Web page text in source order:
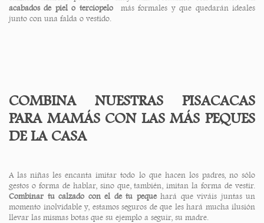
acabados de piel o terciopelomás formales y que quedarán ideales
junto con una falda o vestido.
COMBINA NUESTRAS PISACACAS
PARA MAMÁS CON LAS MÁS PEQUES
DE LA CASA
A las niñas les encanta imitar todo lo que hacen los padres, no sólo
gestos o forma de hablar, sino que, también, imitan la forma de vestir.
Combinar tu calzado con el de tu pequehará que viváis juntas un
momento inolvidable y, estamos seguros de que les hará mucha ilusión
llevar las mismas botas que su ejemplo a seguir, su madre.